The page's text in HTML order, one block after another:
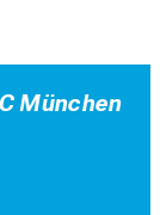
München